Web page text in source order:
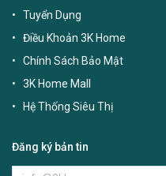
Tuyển Dụng
Điều Khoản 3K Home
Chính Sách Bảo Mật
3K Home Mall
Hệ Thống Siêu Thị
Đăng ký bản tin